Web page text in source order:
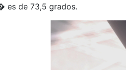
es de 73,5 grados.